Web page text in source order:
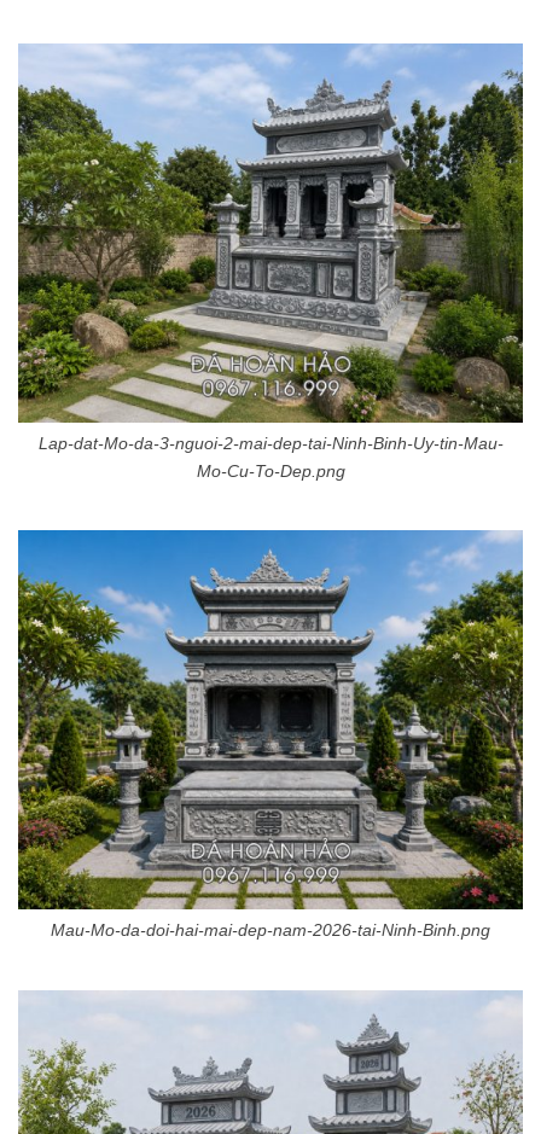
Lap-dat-Mo-da-3-nguoi-2-mai-dep-tai-Ninh-Binh-Uy-tin-Mau-
Mo-Cu-To-Dep.png
Mau-Mo-da-doi-hai-mai-dep-nam-2026-tai-Ninh-Binh.png